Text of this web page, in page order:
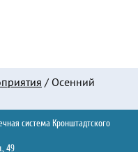
/ Осенний
система Кронштадтского
49